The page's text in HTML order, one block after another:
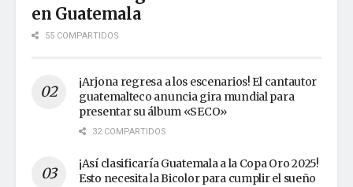
en Guatemala
55 COMPARTIDOS
¡Arjona regresa a los escenarios! El cantautor
guatemalteco anuncia gira mundial para
presentar su álbum «SECO»
32 COMPARTIDOS
¡Así clasificaría Guatemala a la Copa Oro 2025!
Esto necesita la Bicolor para cumplir el sueño